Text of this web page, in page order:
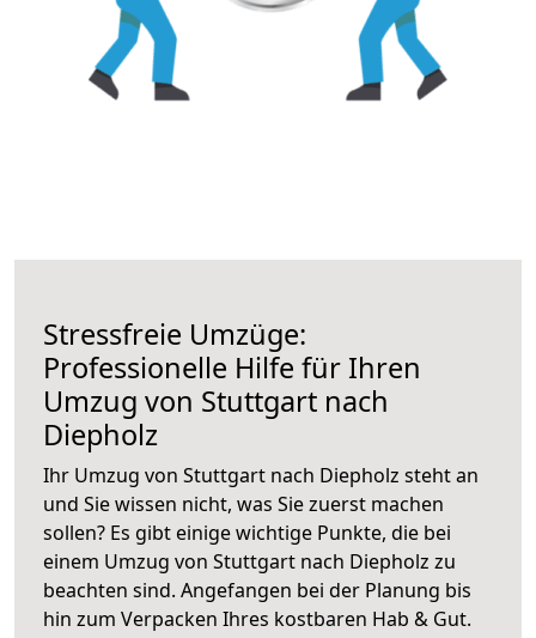
Stressfreie Umzüge:
Professionelle Hilfe für Ihren
Umzug von Stuttgart nach
Diepholz
Ihr Umzug von Stuttgart nach Diepholz steht an
und Sie wissen nicht, was Sie zuerst machen
sollen? Es gibt einige wichtige Punkte, die bei
einem Umzug von Stuttgart nach Diepholz zu
beachten sind. Angefangen bei der Planung bis
hin zum Verpacken Ihres kostbaren Hab & Gut.